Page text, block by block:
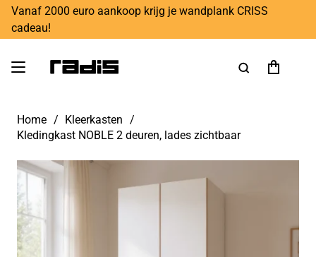
Vanaf 2000 euro aankoop krijg je wandplank CRISS
cadeau!
Home / Kleerkasten /
Kledingkast NOBLE 2 deuren, lades zichtbaar